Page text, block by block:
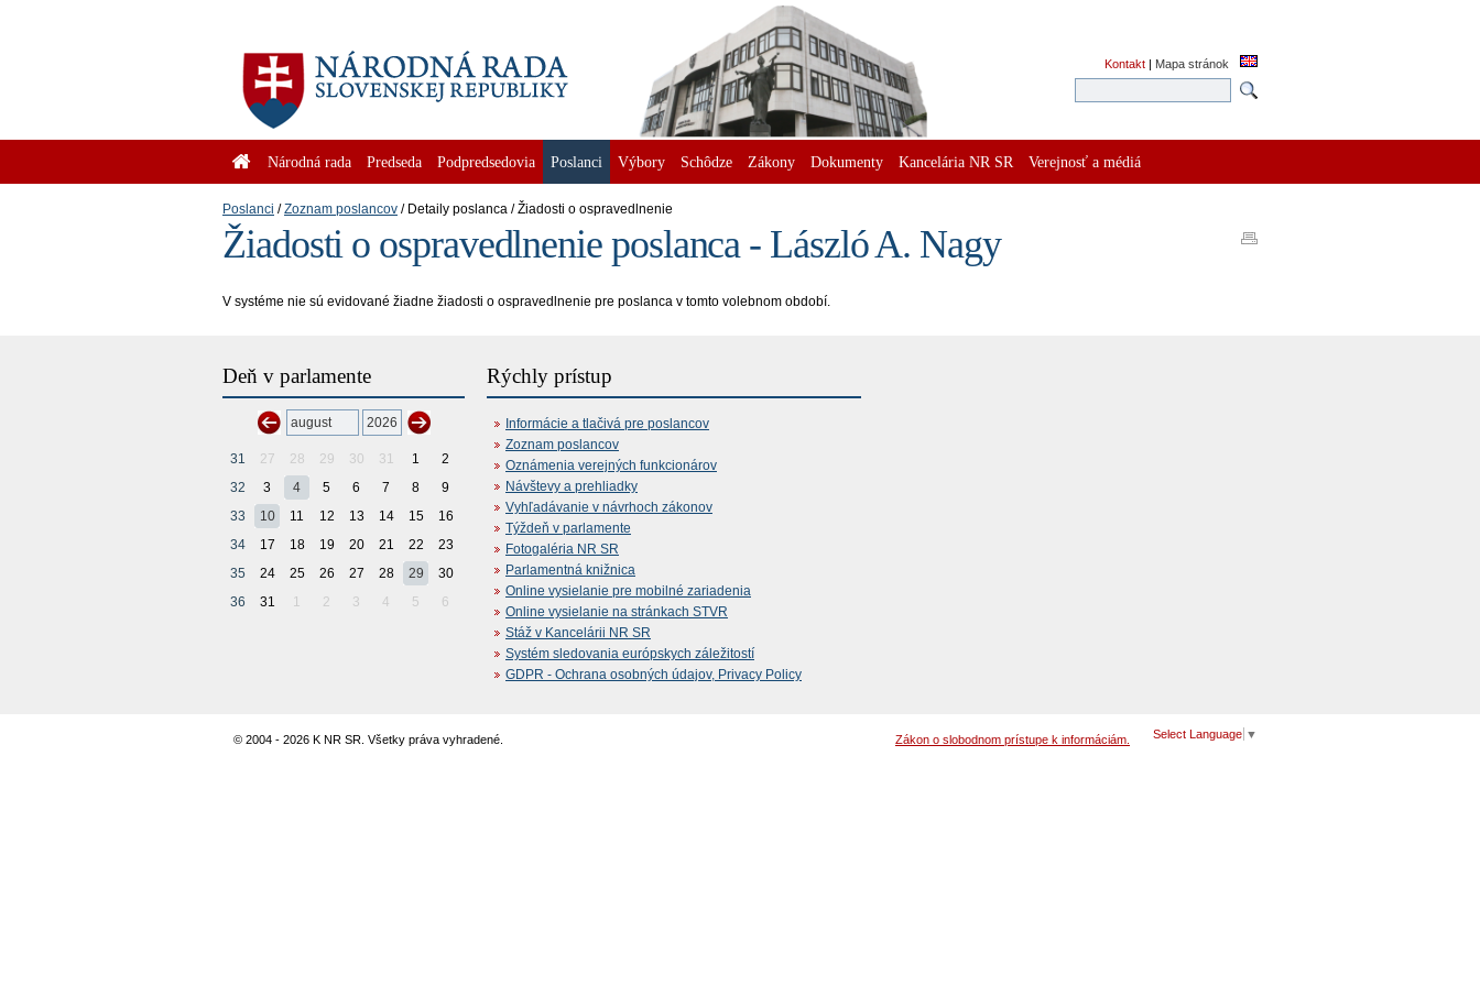
Kontakt | Mapa stránok
Národná rada Predseda Podpredsedovia Poslanci Výbory Schôdze Zákony Dokumenty Kancelária NR SR Verejnosť a médiá
Poslanci Zoznam poslancov Detaily poslanca Žiadosti o ospravedlnenie
Žiadosti o ospravedlnenie poslanca - László A. Nagy
V systéme nie sú evidované žiadne žiadosti o ospravedlnenie pre poslanca v tomto volebnom období.
Deň v parlamente
31 27 28 29 30 31 1
2
32
3 4 5 6 7 8
9
33
10 11 12 13 14 15
16
34
17 18 19 20 21 22
23
35
24 25 26 27 28 29
30
36
31 1 2 3 4 5 6
Rýchly prístup
Informácie a tlačivá pre poslancov
Zoznam poslancov
Oznámenia verejných funkcionárov
Návštevy a prehliadky
Vyhľadávanie v návrhoch zákonov
Týždeň v parlamente
Fotogaléria NR SR
Parlamentná knižnica
Online vysielanie pre mobilné zariadenia
Online vysielanie na stránkach STVR
Stáž v Kancelárii NR SR
Systém sledovania európskych záležitostí
GDPR - Ochrana osobných údajov, Privacy Policy
© 2004 - 2026 K NR SR. Všetky práva vyhradené. Select Language ▼
Zákon o slobodnom prístupe k informáciám.